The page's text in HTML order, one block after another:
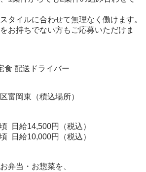
タイルに合わせて無理なく働けます。
お持ちでない方もご応募いただけま
食 配送ドライバー
富岡東（積込場所）
日給14,500円（税込）
日給10,000円（税込）
弁当・お惣菜を、